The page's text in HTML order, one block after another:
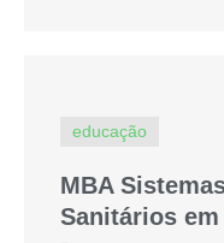
educação
MBA
Sanitários